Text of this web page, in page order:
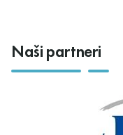
Naši partneri